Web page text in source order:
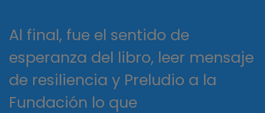
Al final, fue el sentido de
esperanza del libro, leer mensaje
de resiliencia y Preludio a la
Fundación lo que